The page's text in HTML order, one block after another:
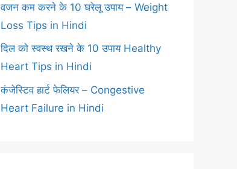
वजन कम करने के 10 घरेलू उपाय – Weight
Loss Tips in Hindi
दिल को स्वस्थ रखने के 10 उपाय Healthy
Heart Tips in Hindi
कंजेस्टिव हार्ट फेलियर – Congestive
Heart Failure in Hindi